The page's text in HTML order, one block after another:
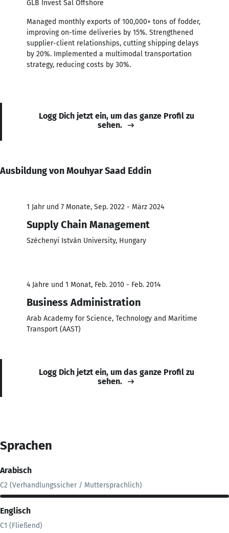
GLB Invest Sal Offshore
Managed monthly exports of 100,000+ tons of fodder,
improving on-time deliveries by 15%. Strengthened
supplier-client relationships, cutting shipping delays
by 20%. Implemented a multimodal transportation
strategy, reducing costs by 30%.
Logg Dich jetzt ein, um das ganze Profil zu
sehen.
Ausbildung von Mouhyar Saad Eddin
1 Jahr und 7 Monate, Sep. 2022 - März 2024
Supply Chain Management
Széchenyi István University, Hungary
4 Jahre und 1 Monat, Feb. 2010 - Feb. 2014
Business Administration
Arab Academy for Science, Technology and Maritime
Transport (AAST)
Logg Dich jetzt ein, um das ganze Profil zu
sehen.
Sprachen
Arabisch
C2 (Verhandlungssicher / Muttersprachlich)
Englisch
C1 (Fließend)